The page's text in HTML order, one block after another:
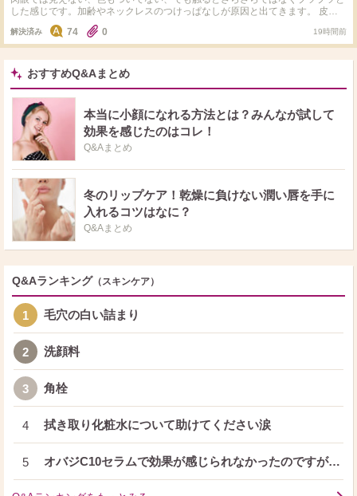
い物にチャレンジする勇気が出ないです。
した感じです。加齢やネックレスのつけっぱなしが原因と出てきます。 皮膚
科へ行こうと思っていますが、同じような方、市販ではどのようなケアをして
いるか教えてください。 わたしはいまのところ化粧水(クレド)とクリーム(ア
ンブリオリス)＋朝なら日焼け止めという感じにしていて特別なケアはしてい
ないため、プツプツ特化？のケアがあれば教えてください。
解決済み 74 0 19時間前
おすすめQ&Aまとめ
本当に小顔になれる方法とは？みんなが試して
効果を感じたのはコレ！
Q&Aまとめ
冬のリップケア！乾燥に負けない潤い唇を手に
入れるコツはなに？
Q&Aまとめ
Q&Aランキング （スキンケア）
1 毛穴の白い詰まり
2 洗顔料
3 角栓
4 拭き取り化粧水について助けてください涙
5 オバジC10セラムで効果が感じられなかったのですが…